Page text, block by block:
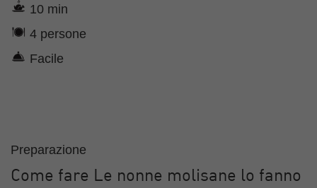
10 min
4 persone
Facile
Preparazione
Come fare Le nonne molisane lo fanno